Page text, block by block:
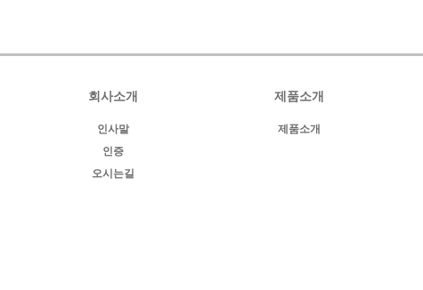
회사소개
인사말
인증
오시는길
제품소개
제품소개